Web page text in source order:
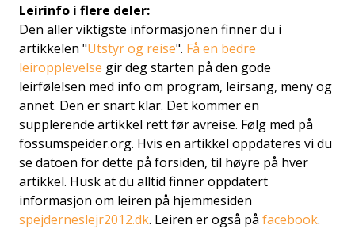
Leirinfo i flere deler:
Den aller viktigste informasjonen finner du i
artikkelen "Utstyr og reise". Få en bedre
leiropplevelse gir deg starten på den gode
leirfølelsen med info om program, leirsang, meny og
annet. Den er snart klar. Det kommer en
supplerende artikkel rett før avreise. Følg med på
fossumspeider.org. Hvis en artikkel oppdateres vi du
se datoen for dette på forsiden, til høyre på hver
artikkel. Husk at du alltid finner oppdatert
informasjon om leiren på hjemmesiden
spejderneslejr2012.dk. Leiren er også på facebook.